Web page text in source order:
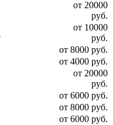
от 20000
руб.
от 10000
руб.
от 8000 руб.
от 4000 руб.
от 20000
руб.
от 6000 руб.
от 8000 руб.
от 6000 руб.